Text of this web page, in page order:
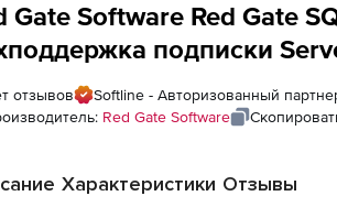
Gate Software Red Gate
подписки
отзывов
Softline - Авторизованный
Red Gate Software
Характеристики Отзывы